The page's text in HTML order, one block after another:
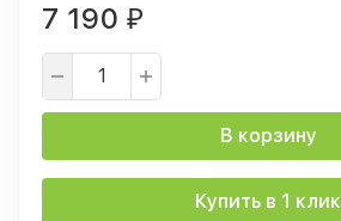
7 190 ₽
В корзину
Купить в 1 клик